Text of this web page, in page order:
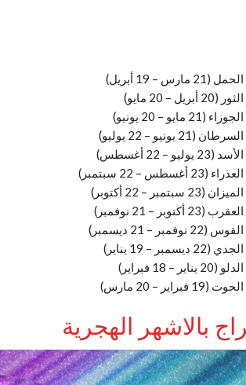
الحمل (21 مارس – 19 أبريل)
الثور (20 أبريل – 20 مايو)
الجوزاء (21 مايو – 20 يونيو)
السرطان (21 يونيو – 22 يوليو)
الأسد (23 يوليو – 22 أغسطس)
العذراء (23 أغسطس – 22 سبتمبر)
الميزان (23 سبتمبر – 22 أكتوبر)
العقرب (23 أكتوبر – 21 نوفمبر)
القوس (22 نوفمبر – 21 ديسمبر)
الجدي (22 ديسمبر – 19 يناير)
الدلو (20 يناير – 18 فبراير)
الحوت (19 فبراير – 20 مارس)
بالاشهر الهجرية